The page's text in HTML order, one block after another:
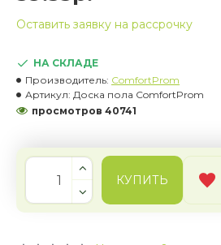
НА СКЛАДЕ
Производитель: ComfortProm
Артикул: Доска пола ComfortProm
просмотров 40741
Оставить заявку на рассрочку
КУПИТЬ